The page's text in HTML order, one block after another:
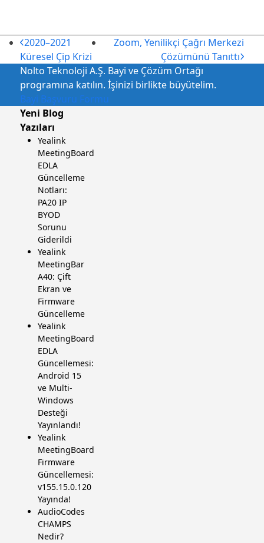
önceki
gönderi:
2020–2021
Küresel Çip Krizi
sonraki
Zoom, Yenilikçi Çağrı Merkezi
Çözümünü Tanıttı
Nolto Teknoloji A.Ş. Bayi ve Çözüm Ortağı
programına katılın. İşinizi birlikte büyütelim.
Bayi Başvuru Formu
Yeni Blog
Yazıları
Yealink
MeetingBoard
EDLA
Güncelleme
Notları:
PA20 IP
BYOD
Sorunu
Giderildi
Yealink
MeetingBar
A40: Çift
Ekran ve
Firmware
Güncelleme
Yealink
MeetingBoard
EDLA
Güncellemesi:
Android 15
ve Multi-
Windows
Desteği
Yayınlandı!
Yealink
MeetingBoard
Firmware
Güncellemesi:
v155.15.0.120
Yayında!
AudioCodes
CHAMPS
Nedir?